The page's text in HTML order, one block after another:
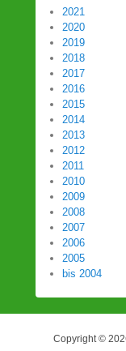
2021
2020
2019
2018
2017
2016
2015
2014
2013
2012
2011
2010
2009
2008
2007
2006
2005
bis 2004
Copyright ©